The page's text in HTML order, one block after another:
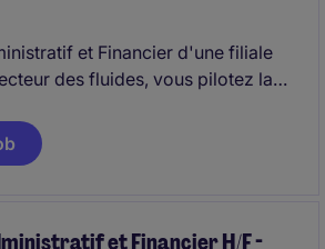
et Financier d'une filiale
des fluides, vous pilotez la
du Groupe. Vous encadrez les
agissez en business partner
et Financier H/F -